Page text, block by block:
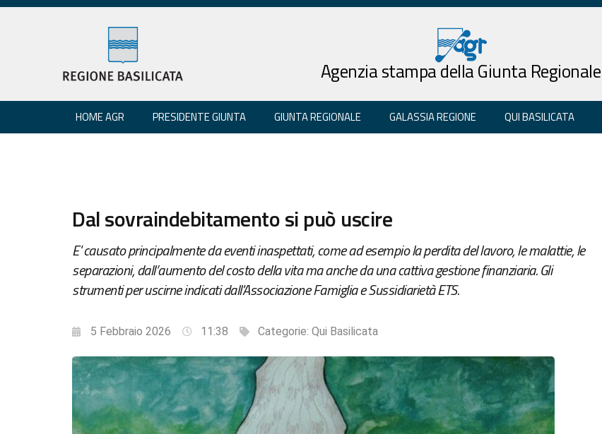
Agenzia stampa della Giunta Regionale
HOME AGR PRESIDENTE GIUNTA GIUNTA REGIONALE GALASSIA REGIONE QUI BASILICATA
Dal sovraindebitamento si può uscire
E' causato principalmente da eventi inaspettati, come ad esempio la perdita del lavoro, le malattie, le
separazioni, dall’aumento del costo della vita ma anche da una cattiva gestione finanziaria. Gli
strumenti per uscirne indicati dall'Associazione Famiglia e Sussidiarietà ETS.
5 Febbraio 2026 11:38 Categorie: Qui Basilicata